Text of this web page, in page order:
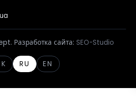
Разработка сайта: SEO-Studio
RU EN